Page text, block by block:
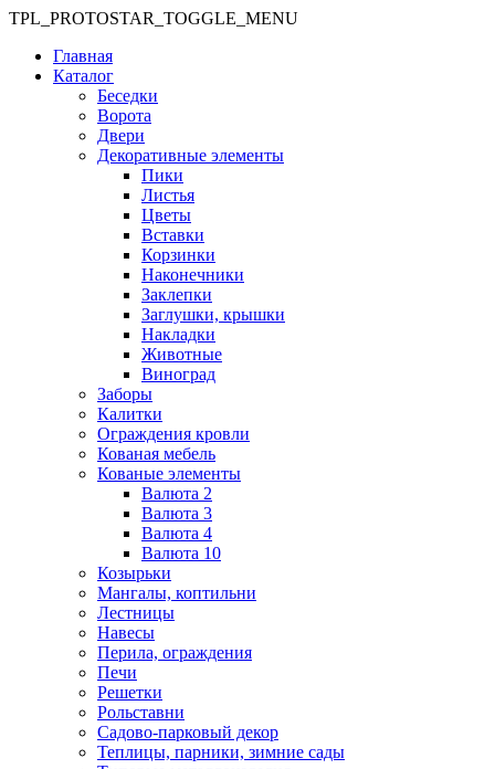
TPL_PROTOSTAR_TOGGLE_MENU
Главная
Каталог
Беседки
Ворота
Двери
Декоративные элементы
Пики
Листья
Цветы
Вставки
Корзинки
Наконечники
Заклепки
Заглушки, крышки
Накладки
Животные
Виноград
Заборы
Калитки
Ограждения кровли
Кованая мебель
Кованые элементы
Валюта 2
Валюта 3
Валюта 4
Валюта 10
Козырьки
Мангалы, коптильни
Лестницы
Навесы
Перила, ограждения
Печи
Решетки
Рольставни
Садово-парковый декор
Теплицы, парники, зимние сады